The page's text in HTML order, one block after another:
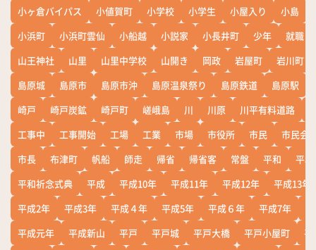
小ヶ倉バイパス 小値賀町 小学校 小学生 小屋入り 小島
小浜町
小浜町雲仙 小船越 小説家 小長井町 少年
就職
山王神社
山里 山里中学校 山開き 岡政 岩屋町
岩川町
島原城
島原市 島原市沖 島原温泉祭り 島原鉄道 島原駅
崎戸
崎戸炭鉱 崎戸町 嵯峨島 川 川原 川平有料道路
工事中
工事開始 工場 工業 市場 市役所 市民
市民会
市長
布津町 帆船 師走 帰省 帰省客 常盤 平和
平
平和祈念式典
平成 平成10年 平成11年 平成12年
平成13年
平成2年
平成3年 平成４年 平成5年 平成６年 平成7年
平成元年
平成新山 平戸 平戸城 平戸大橋 平戸小屋町
平